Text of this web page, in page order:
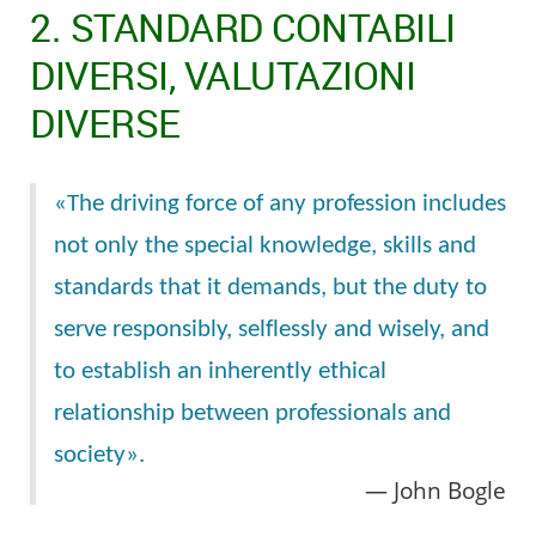
2. STANDARD CONTABILI
DIVERSI, VALUTAZIONI
DIVERSE
«The driving force of any profession includes
not only the special knowledge, skills and
standards that it demands, but the duty to
serve responsibly, selflessly and wisely, and
to establish an inherently ethical
relationship between professionals and
society».
John Bogle